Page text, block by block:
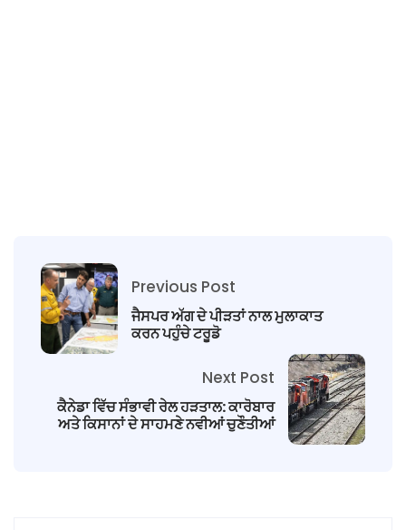
Previous Post
ਜੈਸਪਰ ਅੱਗ ਦੇ ਪੀੜਤਾਂ ਨਾਲ ਮੁਲਾਕਾਤ
ਕਰਨ ਪਹੁੰਚੇ ਟਰੂਡੋ
Next Post
ਕੈਨੇਡਾ ਵਿੱਚ ਸੰਭਾਵੀ ਰੇਲ ਹੜਤਾਲ: ਕਾਰੋਬਾਰ
ਅਤੇ ਕਿਸਾਨਾਂ ਦੇ ਸਾਹਮਣੇ ਨਵੀਆਂ ਚੁਣੌਤੀਆਂ